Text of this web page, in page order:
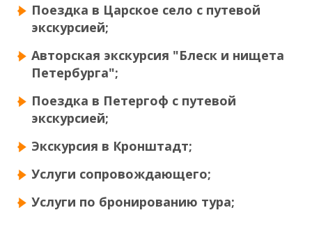
Поездка в Царское село с путевой
экскурсией;
Авторская экскурсия "Блеск и нищета
Петербурга";
Поездка в Петергоф с путевой
экскурсией;
Экскурсия в Кронштадт;
Услуги сопровождающего;
Услуги по бронированию тура;